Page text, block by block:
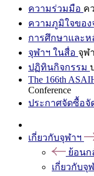
ความร่วมมือ ค
ความภูมิใจของ
การศึกษาและห
จุฬาฯ ในสื่อ จุฬ
ปฏิทินกิจกรรม
The 166th
Conference
ประกาศจัดซื้อจั
เกี่ยวกับจุฬาฯ
ย้อนก
เกี่ยวกับจุ